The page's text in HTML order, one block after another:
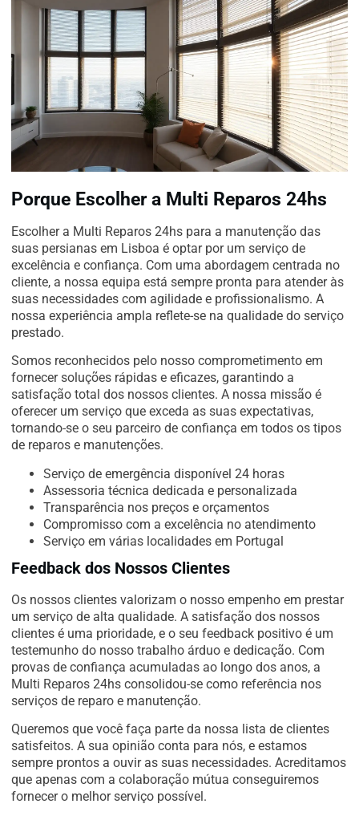
Porque Escolher a Multi Reparos 24hs
Escolher a Multi Reparos 24hs para a manutenção das
suas persianas em Lisboa é optar por um serviço de
excelência e confiança. Com uma abordagem centrada no
cliente, a nossa equipa está sempre pronta para atender às
suas necessidades com agilidade e profissionalismo. A
nossa experiência ampla reflete-se na qualidade do serviço
prestado.
Somos reconhecidos pelo nosso comprometimento em
fornecer soluções rápidas e eficazes, garantindo a
satisfação total dos nossos clientes. A nossa missão é
oferecer um serviço que exceda as suas expectativas,
tornando-se o seu parceiro de confiança em todos os tipos
de reparos e manutenções.
Serviço de emergência disponível 24 horas
Assessoria técnica dedicada e personalizada
Transparência nos preços e orçamentos
Compromisso com a excelência no atendimento
Serviço em várias localidades em Portugal
Feedback dos Nossos Clientes
Os nossos clientes valorizam o nosso empenho em prestar
um serviço de alta qualidade. A satisfação dos nossos
clientes é uma prioridade, e o seu feedback positivo é um
testemunho do nosso trabalho árduo e dedicação. Com
provas de confiança acumuladas ao longo dos anos, a
Multi Reparos 24hs consolidou-se como referência nos
serviços de reparo e manutenção.
Queremos que você faça parte da nossa lista de clientes
satisfeitos. A sua opinião conta para nós, e estamos
sempre prontos a ouvir as suas necessidades. Acreditamos
que apenas com a colaboração mútua conseguiremos
fornecer o melhor serviço possível.